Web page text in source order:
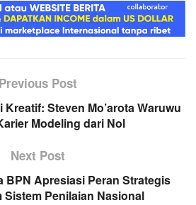
Previous Post
Steven Mo’arota Waruwu
Modeling dari Nol
Next Post
BPN Apresiasi Peran Strategis
Sistem Penilaian Nasional